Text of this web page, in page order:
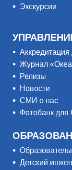
Экскурсии
Журнал
Релизы
Новости
СМИ о нас
Фотобанк
Детский